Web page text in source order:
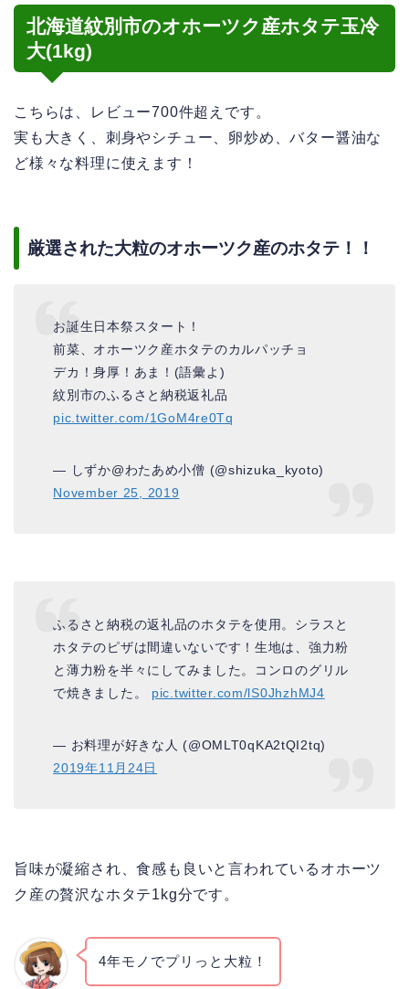
北海道紋別市のオホーツク産ホタテ玉冷
大(1kg)
こちらは、レビュー700件超えです。
実も大きく、刺身やシチュー、卵炒め、バター醤油な
ど様々な料理に使えます！
厳選された大粒のオホーツク産のホタテ！！
お誕生日本祭スタート！
前菜、オホーツク産ホタテのカルパッチョ
デカ！身厚！あま！(語彙よ)
紋別市のふるさと納税返礼品
pic.twitter.com/1GoM4re0Tq
— しずか@わたあめ小僧 (@shizuka_kyoto)
November 25, 2019
ふるさと納税の返礼品のホタテを使用。シラスと
ホタテのピザは間違いないです！生地は、強力粉
と薄力粉を半々にしてみました。コンロのグリル
で焼きました。 pic.twitter.com/lS0JhzhMJ4
— お料理が好きな人 (@OMLT0qKA2tQI2tq)
2019年11月24日
旨味が凝縮され、食感も良いと言われているオホーツ
ク産の贅沢なホタテ1kg分です。
4年モノでプリっと大粒！